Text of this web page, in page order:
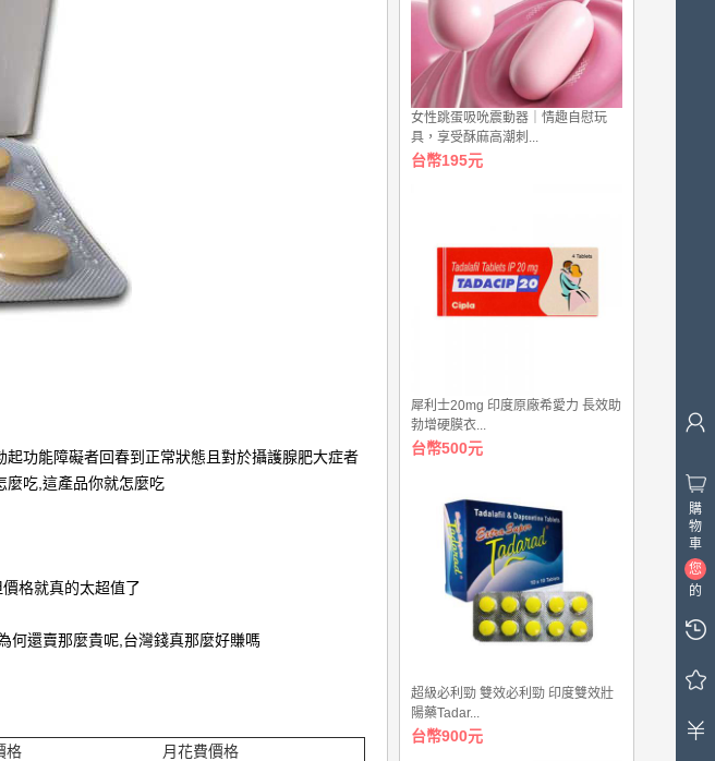
功能障礙者回春到正常狀態且對於攝護腺肥大症者
麼吃,這產品你就怎麼吃
格就真的太超值了
何還賣那麼貴呢,台灣錢真那麼好賺嗎
格
月花費價格
女性跳蛋吸吮震動器｜情趣自慰玩
具，享受酥麻高潮刺...
台幣195元
犀利士20mg 印度原廠希愛力 長效助
勃增硬膜衣...
台幣500元
超級必利勁 雙效必利勁 印度雙效壯
陽藥Tadar...
台幣900元
購
物
車
您
的
物
中
0
件